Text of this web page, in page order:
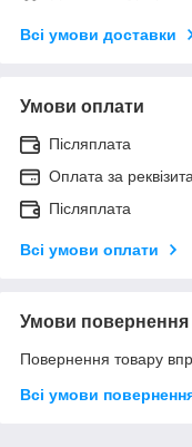
Всі умови доставки
Умови оплати
Післяплата
Оплата за
Післяплата
Всі умови оплати
Умови повернення
Повернення товару
Всі умови